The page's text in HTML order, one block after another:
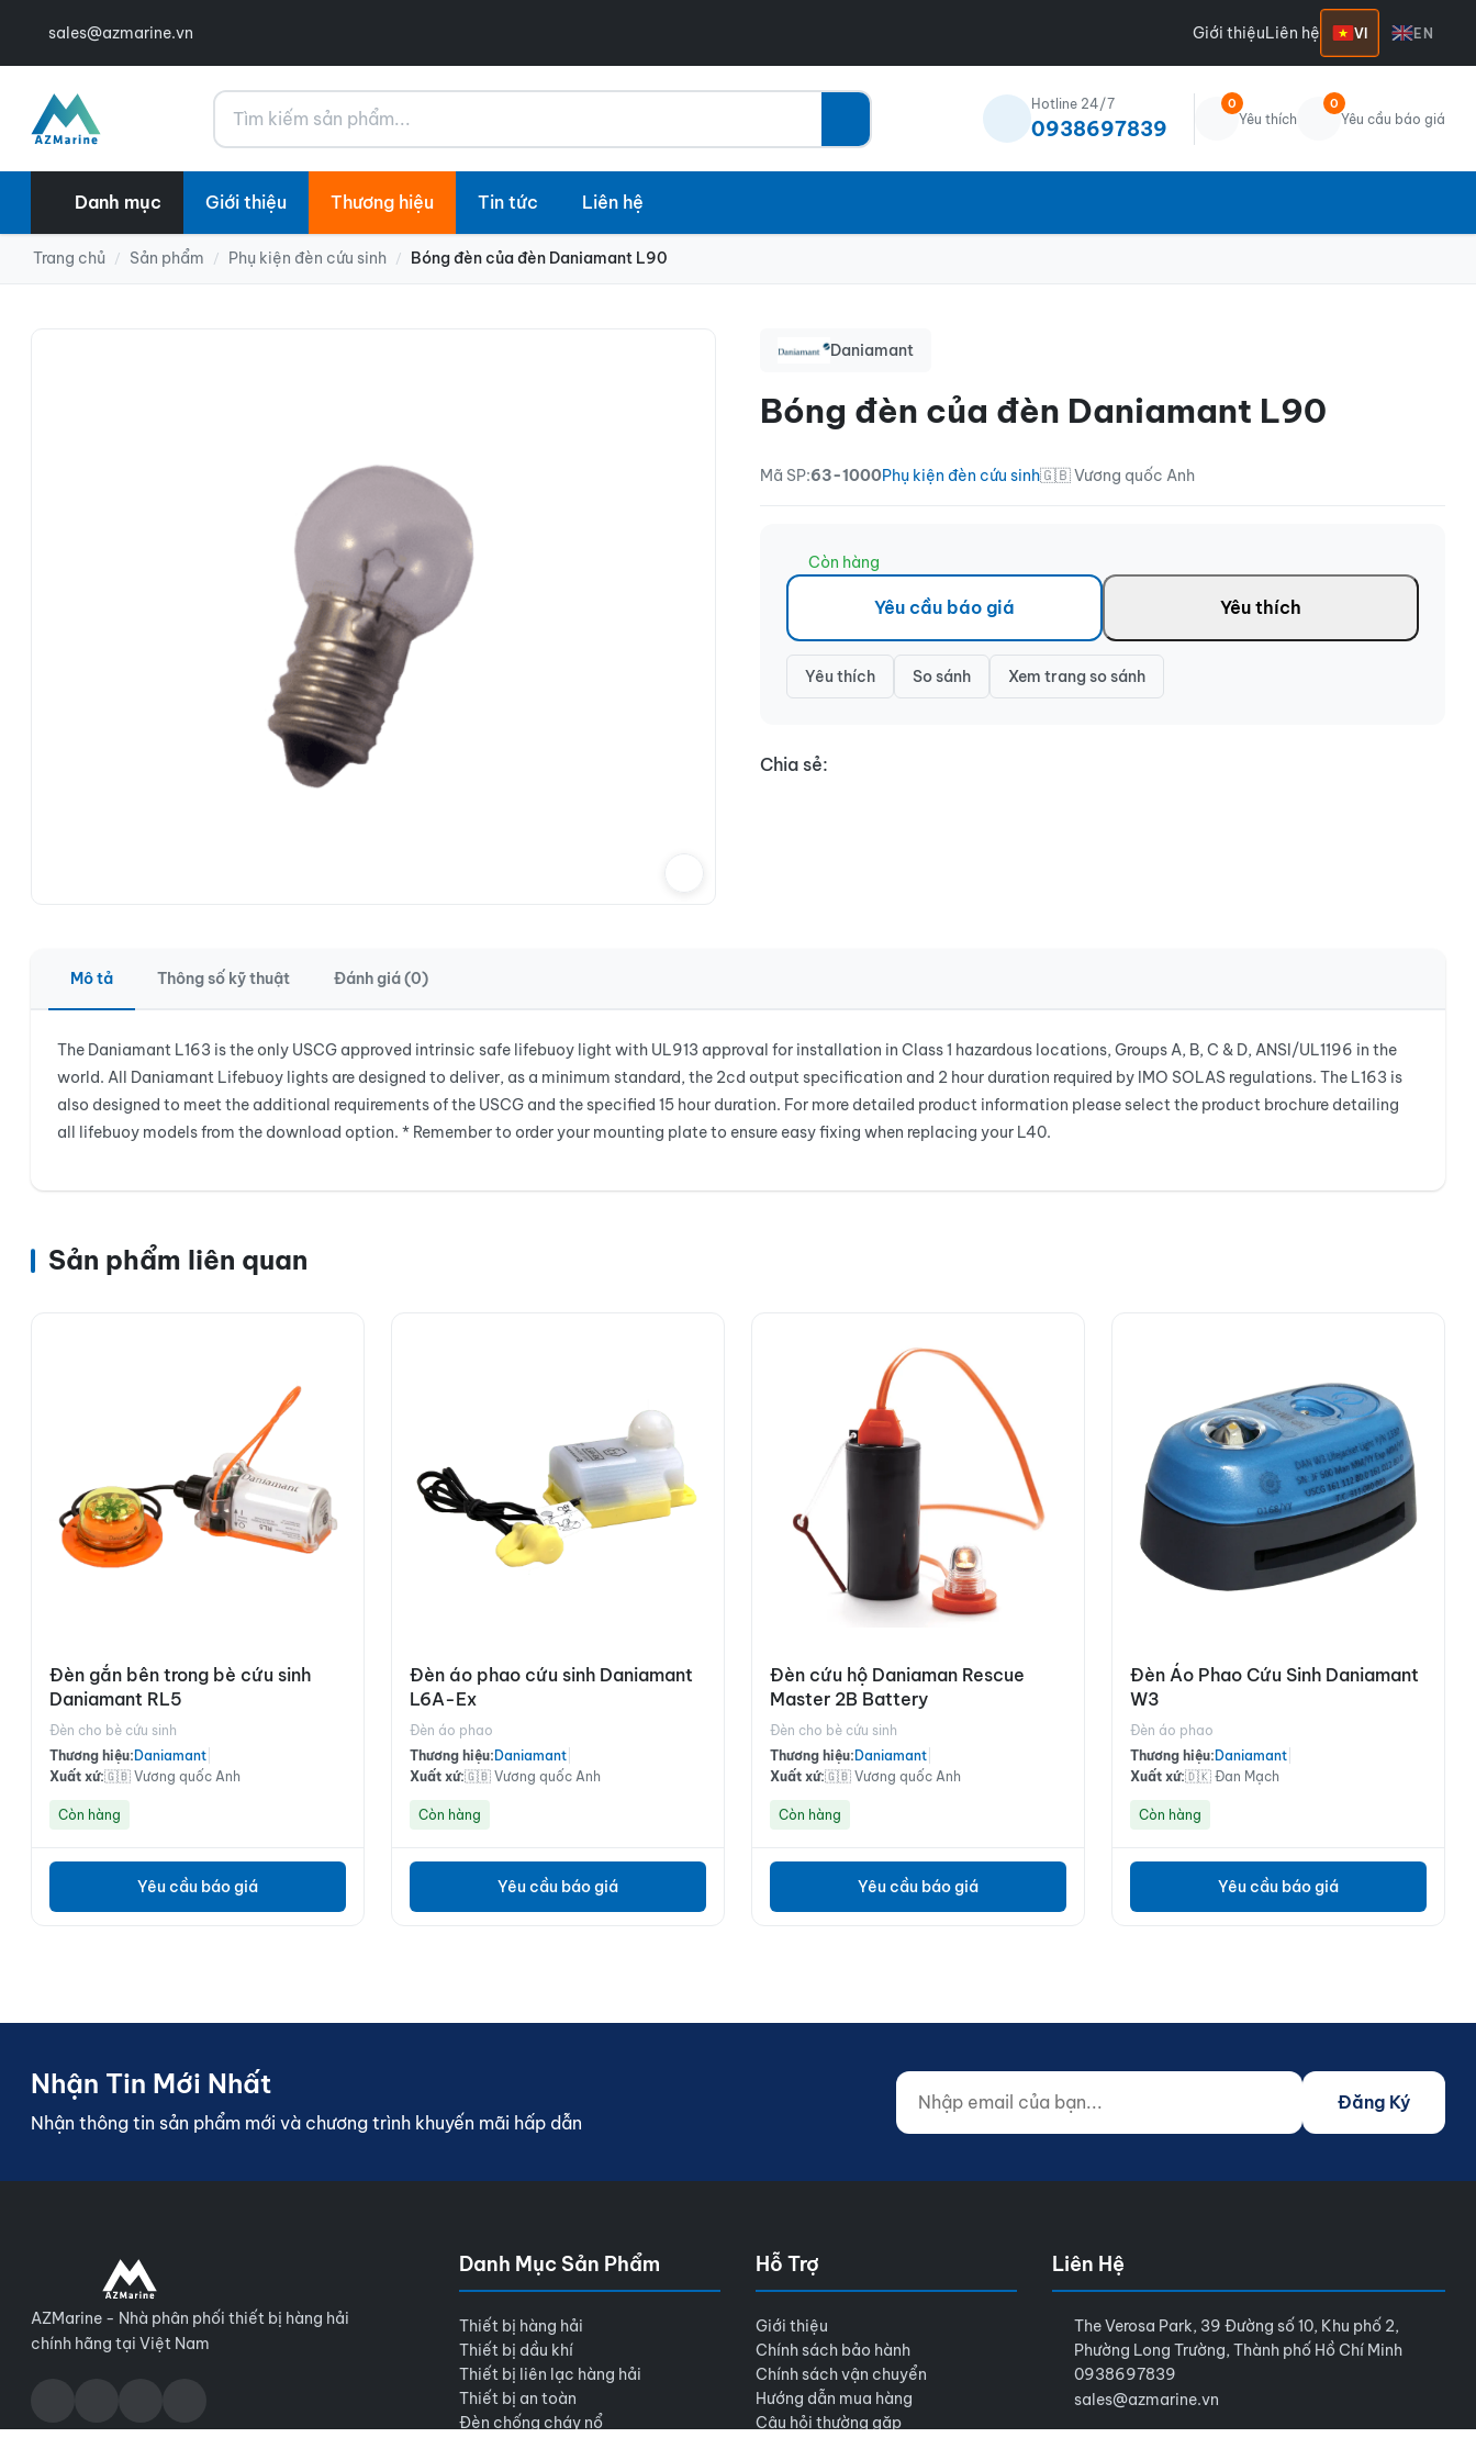
sales@azmarine.vn Giới thiệuLiên hệ VI EN
Tìm kiếm Hotline 24/7
0938697839
0
Yêu thích
0
Yêu cầu báo giá
Danh mục Giới thiệu Thương hiệu Tin tức Liên hệ
Trang chủ / Sản phẩm / Phụ kiện đèn cứu sinh / Bóng đèn của đèn Daniamant L90
Daniamant
Bóng đèn của đèn Daniamant L90
Mã SP:63-1000Phụ kiện đèn cứu sinh🇬🇧 Vương quốc Anh
Còn hàng
Yêu cầu báo giá Yêu thích
Yêu thích So sánh Xem trang so sánh
Chia sẻ:
Mô tả Thông số kỹ thuật Đánh giá (0)
The Daniamant L163 is the only USCG approved intrinsic safe lifebuoy light with UL913 approval for installation in Class 1 hazardous locations, Groups A, B, C & D, ANSI/UL1196 in the
world. All Daniamant Lifebuoy lights are designed to deliver, as a minimum standard, the 2cd output specification and 2 hour duration required by IMO SOLAS regulations. The L163 is
also designed to meet the additional requirements of the USCG and the specified 15 hour duration. For more detailed product information please select the product brochure detailing
all lifebuoy models from the download option. * Remember to order your mounting plate to ensure easy fixing when replacing your L40.
Sản phẩm liên quan
Đèn gắn bên trong bè cứu sinh
Daniamant RL5
Đèn cho bè cứu sinh
Thương hiệu: Daniamant
Xuất xứ:🇬🇧 Vương quốc Anh
Còn hàng
Yêu cầu báo giá
Đèn áo phao cứu sinh Daniamant
L6A-Ex
Đèn áo phao
Thương hiệu: Daniamant
Xuất xứ:🇬🇧 Vương quốc Anh
Còn hàng
Yêu cầu báo giá
Đèn cứu hộ Daniaman Rescue
Master 2B Battery
Đèn cho bè cứu sinh
Thương hiệu: Daniamant
Xuất xứ:🇬🇧 Vương quốc Anh
Còn hàng
Yêu cầu báo giá
Đèn Áo Phao Cứu Sinh Daniamant
W3
Đèn áo phao
Thương hiệu: Daniamant
Xuất xứ:🇩🇰 Đan Mạch
Còn hàng
Yêu cầu báo giá
Nhận Tin Mới Nhất
Nhận thông tin sản phẩm mới và chương trình khuyến mãi hấp dẫn
Nhập email của bạn...
Website (do not fill)
Đăng Ký
AZMarine - Nhà phân phối thiết bị hàng hải
chính hãng tại Việt Nam
Danh Mục Sản Phẩm
Thiết bị hàng hải
Thiết bị dầu khí
Thiết bị liên lạc hàng hải
Thiết bị an toàn
Đèn chống cháy nổ
Hỗ Trợ
Giới thiệu
Chính sách bảo hành
Chính sách vận chuyển
Hướng dẫn mua hàng
Câu hỏi thường gặp
Liên Hệ
The Verosa Park, 39 Đường số 10, Khu phố 2,
Phường Long Trường, Thành phố Hồ Chí Minh
0938697839
sales@azmarine.vn